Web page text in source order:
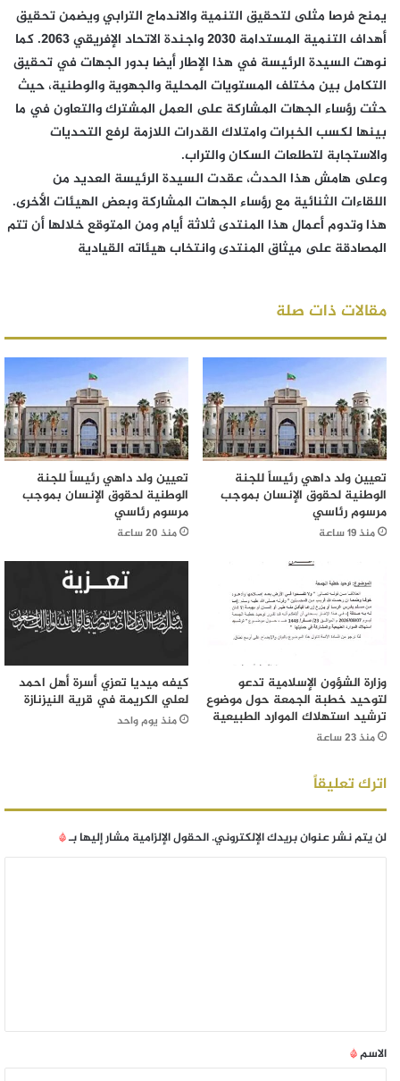
يمنح فرصا مثلى لتحقيق التنمية والاندماج الترابي ويضمن تحقيق
أهداف التنمية المستدامة ٢٠٣٠ واجندة الاتحاد الإفريقي ٢٠٦٣. كما
نوهت السيدة الرئيسة في هذا الإطار أيضا بدور الجهات في تحقيق
التكامل بين مختلف المستويات المحلية والجهوية والوطنية، حيث
حثت رؤساء الجهات المشاركة على العمل المشترك والتعاون في ما
بينها لكسب الخبرات وامتلاك القدرات اللازمة لرفع التحديات
والاستجابة لتطلعات السكان والتراب.
وعلى هامش هذا الحدث، عقدت السيدة الرئيسة العديد من
اللقاءات الثنائية مع رؤساء الجهات المشاركة وبعض الهيئات الأخرى.
هذا وتدوم أعمال هذا المنتدى ثلاثة أيام ومن المتوقع خلالها أن تتم
المصادقة على ميثاق المنتدى وانتخاب هيئاته القيادية
مقالات ذات صلة
تعيين ولد داهي رئيساً للجنة
الوطنية لحقوق الإنسان بموجب
مرسوم رئاسي
منذ 19 ساعة
تعيين ولد داهي رئيساً للجنة
الوطنية لحقوق الإنسان بموجب
مرسوم رئاسي
منذ 20 ساعة
وزارة الشؤون الإسلامية تدعو
لتوحيد خطبة الجمعة حول موضوع
ترشيد استهلاك الموارد الطبيعية
منذ 23 ساعة
كيفه ميديا تعزي أسرة أهل احمد
لعلي الكريمة في قرية النيزنازة
منذ يوم واحد
اترك تعليقاً
لن يتم نشر عنوان بريدك الإلكتروني.الحقول الإلزامية مشار إليها بـ*
الاسم*